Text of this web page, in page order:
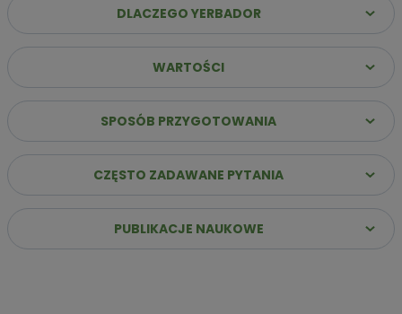
Dlaczego warto wybrać Yerbador Premium?
✔️ Najwyższa jakość suszu– Same liście (sin palo)
poddane starannemu procesowi leżakowania, co
gwarantuje szlachetny i głęboki profil smakowy.
✔️
Stabilna energia bez „zjazdu” – Naturalna kofeina
uwalnia się stopniowo, zapewniając jasność umysłu i siłę do
działania przez wiele godzin.
✔️ Innowacja: Suszenie powietrzem– Nasz susz
DLACZEGO YERBADOR
WARTOŚCI
SPOSÓB PRZYGOTOWANIA
CZĘSTO ZADAWANE PYTANIA
PUBLIKACJE NAUKOWE